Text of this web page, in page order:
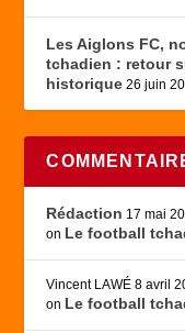
Les Aiglons FC,
tchadien : retour
historique 26 juin
Rédaction 17 mai
on Le football
Vincent LAWÉ 8 avril
on Le football